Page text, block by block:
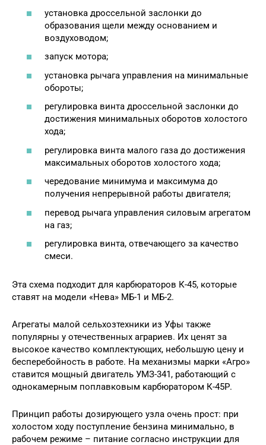
установка дроссельной заслонки до
образования щели между основанием и
воздуховодом;
запуск мотора;
установка рычага управления на минимальные
обороты;
регулировка винта дроссельной заслонки до
достижения минимальных оборотов холостого
хода;
регулировка винта малого газа до достижения
максимальных оборотов холостого хода;
чередование минимума и максимума до
получения непрерывной работы двигателя;
перевод рычага управления силовым агрегатом
на газ;
регулировка винта, отвечающего за качество
смеси.
Эта схема подходит для карбюраторов К-45, которые
ставят на модели «Нева» МБ-1 и МБ-2.
Агрегаты малой сельхозтехники из Уфы также
популярны у отечественных аграриев. Их ценят за
высокое качество комплектующих, небольшую цену и
бесперебойность в работе. На механизмы марки «Агро»
ставится мощный двигатель УМЗ-341, работающий с
однокамерным поплавковым карбюратором К-45Р.
Принцип работы дозирующего узла очень прост: при
холостом ходу поступление бензина минимально, в
рабочем режиме – питание согласно инструкции для